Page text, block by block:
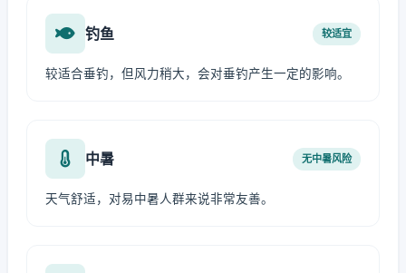
钓鱼 较适宜
较适合垂钓，但风力稍大，会对垂钓产生一定的影响。
中暑 无中暑风险
天气舒适，对易中暑人群来说非常友善。